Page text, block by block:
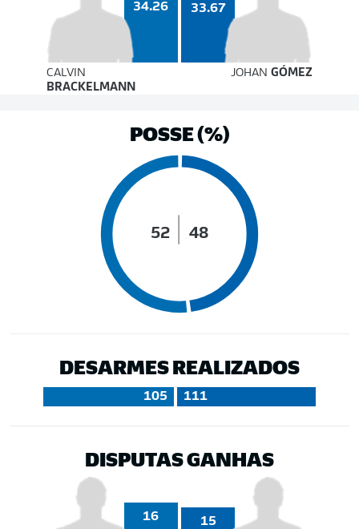
34.26 33.67
CALVIN
BRACKELMANN
JOHANGÓMEZ
POSSE (%)
52 48
DESARMES REALIZADOS
105 111
DISPUTAS GANHAS
16 15